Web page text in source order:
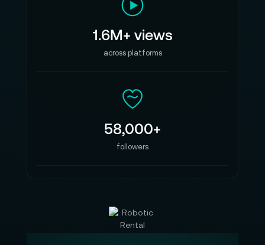
1.6M+ views
across platforms
58,000+
followers